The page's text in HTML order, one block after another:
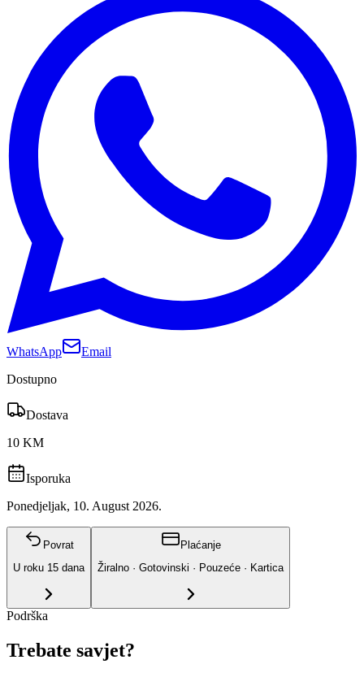
WhatsApp
Email
Dostupno
Dostava
10 KM
Isporuka
Ponedjeljak, 10. August 2026.
Povrat
U roku 15 dana
Plaćanje
Žiralno · Gotovinski · Pouzeće · Kartica
Podrška
Trebate savjet?